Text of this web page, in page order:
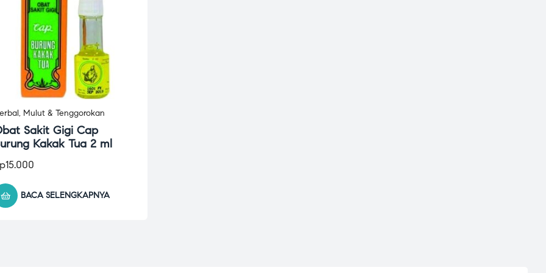
, Mulut & Tenggorokan
Sakit Gigi Cap
Kakak Tua 2 ml
15.000
BACA SELENGKAPNYA